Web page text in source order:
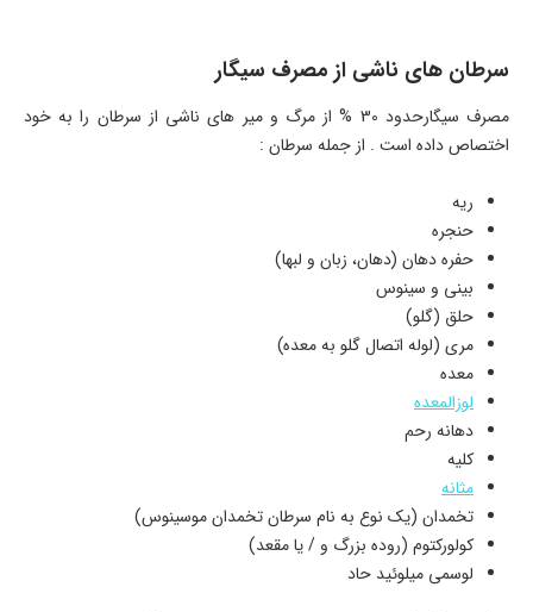
سرطان های ناشی از مصرف سیگار
مصرف سیگارحدود 30 % از مرگ و میر های ناشی از سرطان را به خود
اختصاص داده است . از جمله سرطان :
ریه
حنجره
حفره دهان (دهان، زبان و لبها)
بینی و سینوس
حلق (گلو)
مری (لوله اتصال گلو به معده)
معده
لوزالمعده
دهانه رحم
کلیه
مثانه
تخمدان (یک نوع به نام سرطان تخمدان موسینوس)
کولورکتوم (روده بزرگ و / یا مقعد)
لوسمی میلوئید حاد